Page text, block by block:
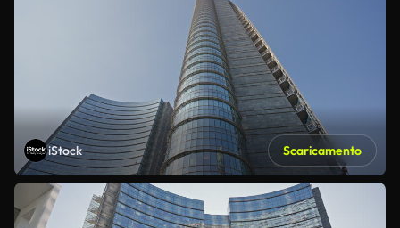
iStock Scaricamento